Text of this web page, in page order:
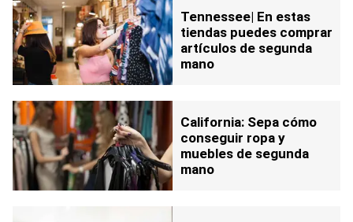
Tennessee| En estas
tiendas puedes comprar
artículos de segunda
mano
California: Sepa cómo
conseguir ropa y
muebles de segunda
mano